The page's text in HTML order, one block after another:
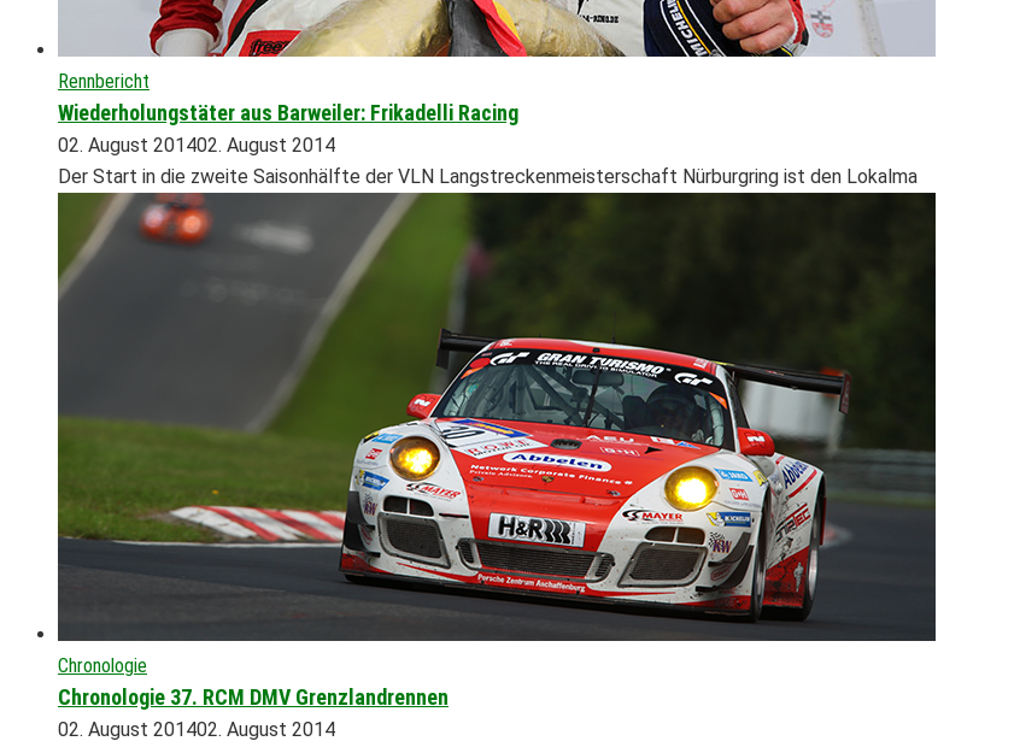
Rennbericht
Wiederholungstäter aus Barweiler: Frikadelli Racing
02. August 201402. August 2014
Der Start in die zweite Saisonhälfte der VLN Langstreckenmeisterschaft Nürburgring ist den Lokalma
Chronologie
Chronologie 37. RCM DMV Grenzlandrennen
02. August 201402. August 2014